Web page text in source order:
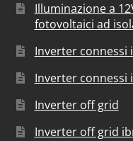
Illuminazione a
fotovoltaici ad
Inverter connessi
Inverter connessi
Inverter off grid
Inverter off grid